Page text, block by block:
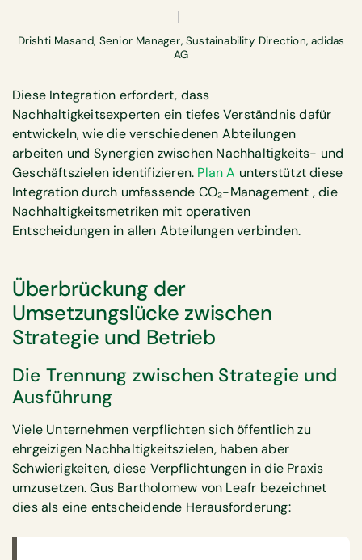
Drishti Masand, Senior Manager, Sustainability Direction, adidas
AG
Diese Integration erfordert, dass
Nachhaltigkeitsexperten ein tiefes Verständnis dafür
entwickeln, wie die verschiedenen Abteilungen
arbeiten und Synergien zwischen Nachhaltigkeits- und
Geschäftszielen identifizieren. Plan A unterstützt diese
Integration durch umfassende CO₂-Management , die
Nachhaltigkeitsmetriken mit operativen
Entscheidungen in allen Abteilungen verbinden.
Überbrückung der
Umsetzungslücke zwischen
Strategie und Betrieb
Die Trennung zwischen Strategie und
Ausführung
Viele Unternehmen verpflichten sich öffentlich zu
ehrgeizigen Nachhaltigkeitszielen, haben aber
Schwierigkeiten, diese Verpflichtungen in die Praxis
umzusetzen. Gus Bartholomew von Leafr bezeichnet
dies als eine entscheidende Herausforderung: